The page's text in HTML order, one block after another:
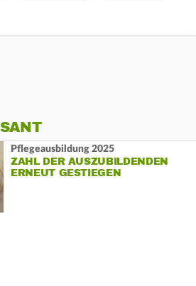
Pflegeausbildung 2025
ZAHL DER AUSZUBILDENDEN
ERNEUT GESTIEGEN